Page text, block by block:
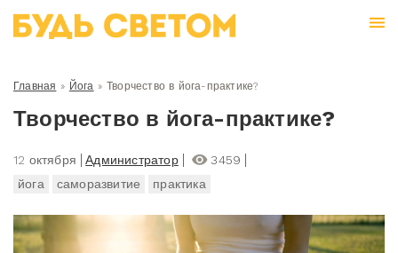
Главная » Йога » Творчество в йога-практике?
Творчество в йога-практике?
12 октября Администратор
3459
йога
саморазвитие практика